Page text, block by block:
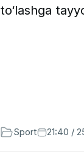
to‘lashga
Sport 21:40 /